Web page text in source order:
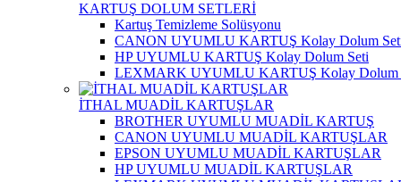
KARTUŞ DOLUM SETLERİ
Kartuş Temizleme Solüsyonu
CANON UYUMLU KARTUŞ Kolay Dolum
HP UYUMLU KARTUŞ Kolay Dolum Seti
LEXMARK UYUMLU KARTUŞ Kolay Dolum
İTHAL MUADİL KARTUŞLAR
BROTHER UYUMLU MUADİL KARTUŞ
CANON UYUMLU MUADİL KARTUŞLAR
EPSON UYUMLU MUADİL KARTUŞLAR
HP UYUMLU MUADİL KARTUŞLAR